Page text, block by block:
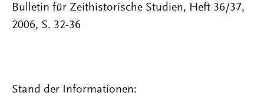
Bulletin für Zeithistorische Studien, Heft 36/37,
2006, S. 32-36
Stand der Informationen: